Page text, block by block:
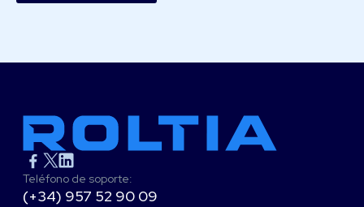
Teléfono de soporte:
(+34) 957 52 90 09